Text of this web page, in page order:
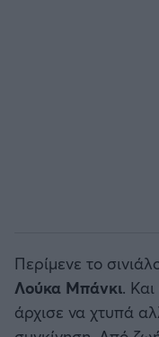
Περίμενε το
Λούκα Μπάνκι.
άρχισε να χτυπά